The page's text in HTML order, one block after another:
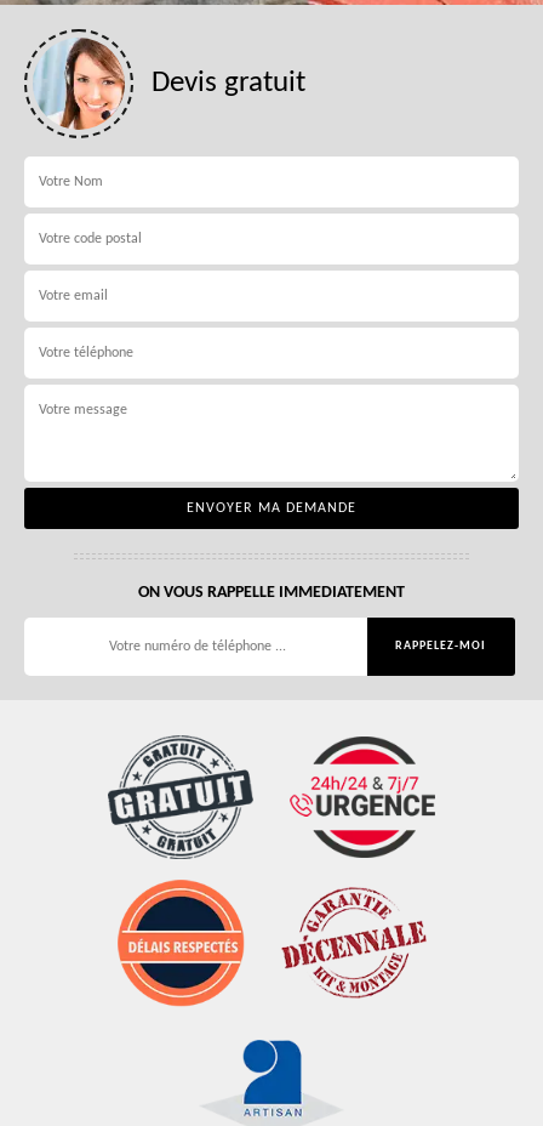
Devis gratuit
ON VOUS RAPPELLE IMMEDIATEMENT